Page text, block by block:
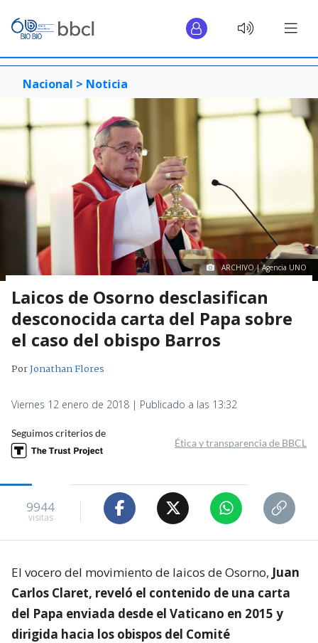
Nacional > Noticia
ARCHIVO | Agencia UNO
Laicos de Osorno desclasifican
desconocida carta del Papa sobre
el caso del obispo Barros
PorJonathan Flores
Viernes 12 enero de 2018 | Publicado a las 13:32
Seguimos criterios de
Ética y transparencia de BBCL
9944
visitas
El vocero del movimiento de laicos de Osorno, Juan
Carlos Claret, reveló el contenido de una carta
del Papa enviada desde el Vaticano en 2015 y
dirigida hacia los obispos del Comité